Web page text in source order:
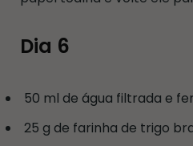
Dia 6
50 ml de água filtrada e
25 g de farinha de trigo